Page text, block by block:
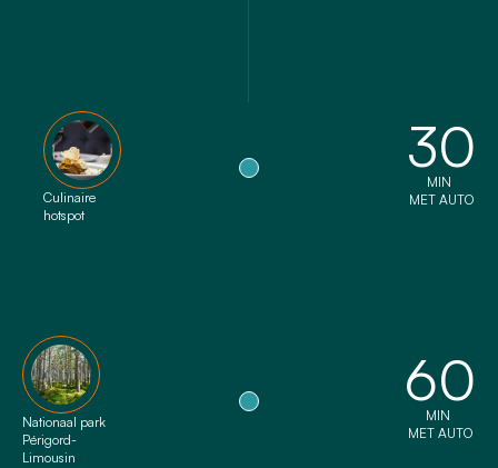
Culinaire
hotspot
30
MIN
MET AUTO
Nationaal park
Périgord-
Limousin
60
MIN
MET AUTO